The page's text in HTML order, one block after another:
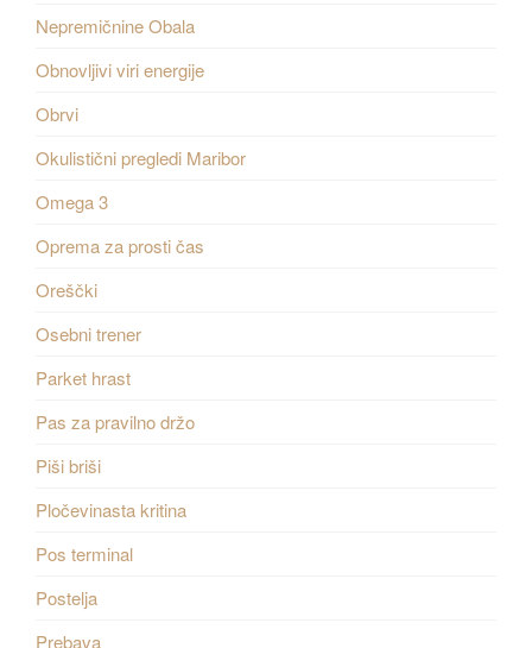
Nepremičnine Obala
Obnovljivi viri energije
Obrvi
Okulistični pregledi Maribor
Omega 3
Oprema za prosti čas
Oreščki
Osebni trener
Parket hrast
Pas za pravilno držo
Piši briši
Pločevinasta kritina
Pos terminal
Postelja
Prebava